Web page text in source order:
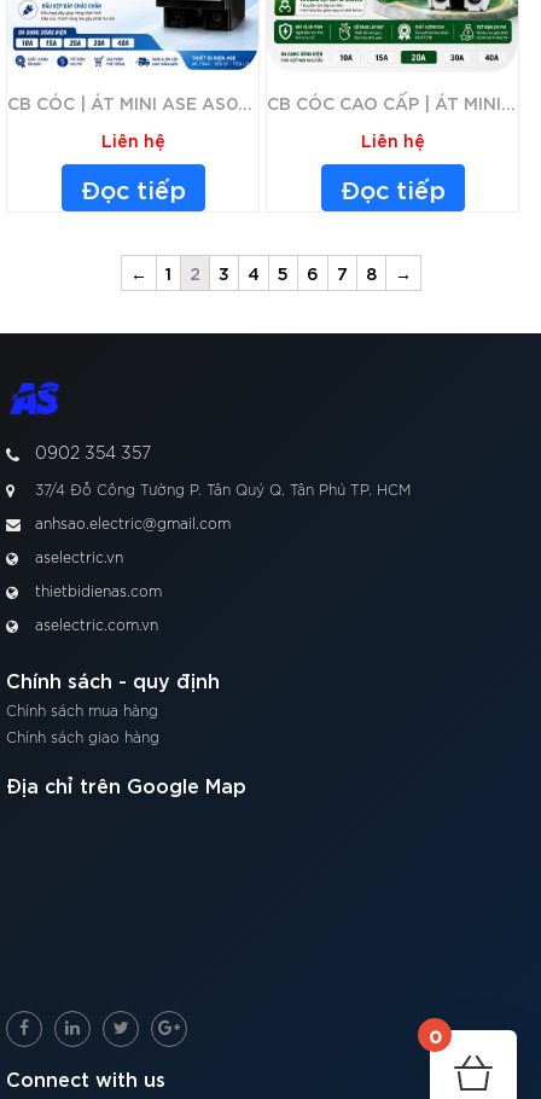
CB CÓC | ÁT MINI ASE AS03 10-40A CHÍNH HÃNG- APTOMAT – CB CÓC – CẦU DAO AN TOÀN CHỐNG QUÁ TẢI – CÓ ĐÈN BÁO NGUỒN – VỎ CHỐNG VỠ
Liên hệ
Đọc tiếp
CB CÓC CAO CẤP | ÁT MINI ASE AS02 10A-20A-30A-40A CHÍNH HÃNG- APTOMAT – CẦU DAO AN TOÀN CHỐNG QUÁ TẢI – CÓ ĐÈN BÁO NGUỒN
Liên hệ
Đọc tiếp
← 1 2 3 4 5 6 7 8 →
0902 354 357
37/4 Đỗ Công Tường P. Tân Quý Q. Tân Phú TP. HCM
anhsao.electric@gmail.com
aselectric.vn
thietbidienas.com
aselectric.com.vn
Chính sách - quy định
Chính sách mua hàng
Chính sách giao hàng
Địa chỉ trên Google Map
Connect with us
0